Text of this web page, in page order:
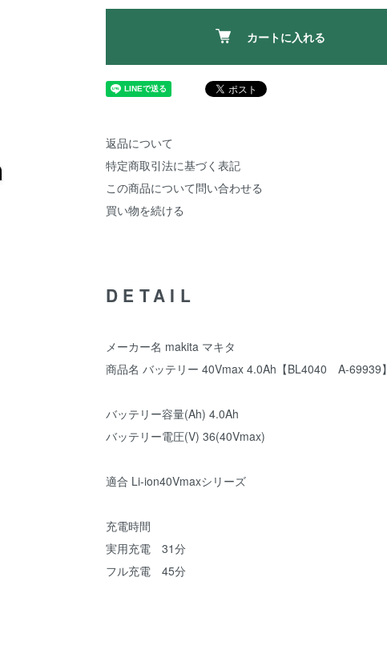
カートに入れる
返品について
特定商取引法に基づく表記
この商品について問い合わせる
買い物を続ける
DETAIL
メーカー名 makita マキタ
商品名 バッテリー 40Vmax 4.0Ah【BL4040 A-69939】
バッテリー容量(Ah) 4.0Ah
バッテリー電圧(V) 36(40Vmax)
適合 Li-ion40Vmaxシリーズ
充電時間
実用充電 31分
フル充電 45分